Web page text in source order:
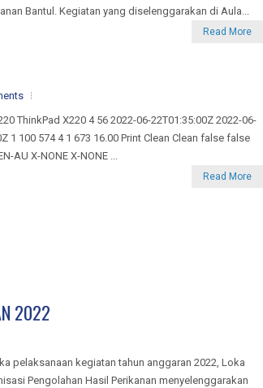
Bantul. Kegiatan yang diselenggarakan di Aula...
Read More
ThinkPad X220 4 56 2022-06-22T01:35:00Z 2022-06-
1 100 574 4 1 673 16.00 Print Clean Clean false false
AU X-NONE X-NONE ...
Read More
2022
pelaksanaan kegiatan tahun anggaran 2022, Loka
Pengolahan Hasil Perikanan menyelenggarakan